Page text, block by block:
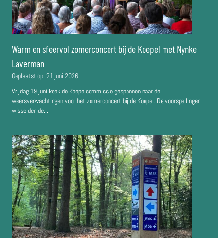
Warm en sfeervol zomerconcert bij de Koepel met Nynke
Laverman
Geplaatst op: 21 juni 2026
Vrijdag 19 juni keek de Koepelcommissie gespannen naar de
weersverwachtingen voor het zomerconcert bij de Koepel. De voorspellingen
wisselden de...